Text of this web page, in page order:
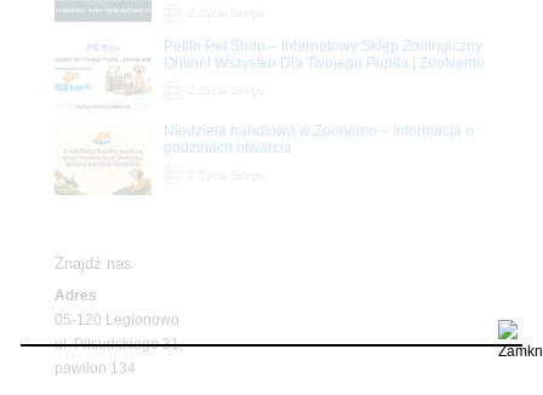
Petito Pet Shop – Internetowy Sklep Zoologiczny
Online! Wszystko Dla Twojego Pupila | ZooNemo
Niedziela handlowa w Zoonemo – Informacja o
godzinach otwarcia
Znajdź nas
Adres
05-120 Legionowo
ul. Piłsudskiego 31,
pawilon 134